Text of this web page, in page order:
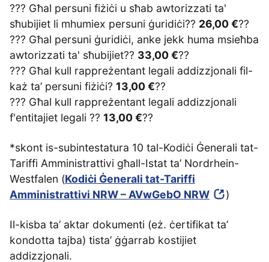
??? Għal persuni fiżiċi u sħab awtorizzati ta'
sħubijiet li mhumiex persuni ġuridiċi?? 26,00 €??
??? Għal persuni ġuridiċi, anke jekk huma msieħba
awtorizzati ta' sħubijiet?? 33,00 €??
??? Għal kull rappreżentant legali addizzjonali fil-
każ ta’ persuni fiżiċi? 13,00 €??
??? Għal kull rappreżentant legali addizzjonali
f'entitajiet legali ?? 13,00 €??
*skont is-subintestatura 10 tal-Kodiċi Ġenerali tat-
Tariffi Amministrattivi għall-Istat ta’ Nordrhein-
Westfalen (Kodiċi Ġenerali tat-Tariffi
Amministrattivi NRW – AVwGebO NRW
)
Il-kisba ta’ aktar dokumenti (eż. ċertifikat ta’
kondotta tajba) tista’ ġġarrab kostijiet
addizzjonali.